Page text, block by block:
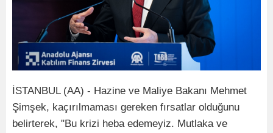
İSTANBUL (AA) - Hazine ve Maliye Bakanı Mehmet
Şimşek, kaçırılmaması gereken fırsatlar olduğunu
belirterek, "Bu krizi heba edemeyiz. Mutlaka ve